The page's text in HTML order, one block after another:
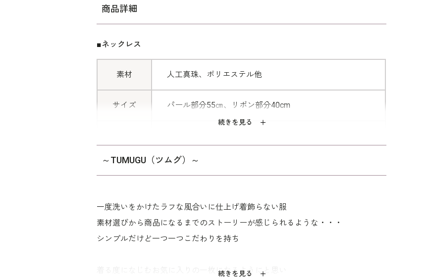
商品詳細
続きを見る
■ネックレス
素材 人工真珠、ポリエステル他
サイズ パール部分55㎝、リボン部分40cm
※化粧箱入り
※モデル着用 ワンピース：
～TUMUGU（ツムグ）～
続きを見る
一度洗いをかけたラフな風合いに仕上げ着飾らない服
素材選びから商品になるまでのストーリーが感じられるような・・・
シンプルだけど一つ一つこだわりを持ち
着る度になじむお気に入りの一枚になるようにと思い